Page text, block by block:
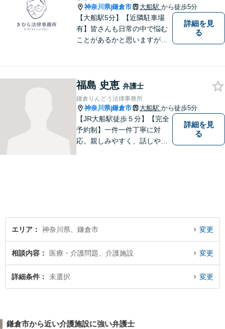
神奈川県|鎌倉市 大船駅 から徒歩5分
【大船駅5分】【近隣駐車場
有】皆さんも日常の中で悩む
ことがあるかと思いますが、
方々により良い法律サービス
を届けていきたいと思いま
す。 ぜひご相談ください。
詳細を見
る
福島 史恵 弁護士
鎌倉りんどう法律事務所
神奈川県|鎌倉市 大船駅 から徒歩5分
【JR大船駅徒歩５分】【完全
予約制】一件一件丁寧に対
応。親しみやすく、話しやす
詳細を見
る
エリア 神奈川県、鎌倉市 変更
相談内容 医療・介護問題、介護施設 変更
詳細条件 未選択 変更
鎌倉市から近い介護施設に強い弁護士